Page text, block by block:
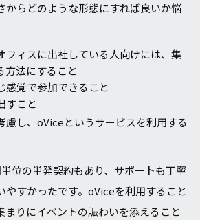
からどのような形態にすれば良いか悩
フィスに出社している⼈向けには、集
⽅法にすること
感覚で参加できること
すこと
慮し、oViceというサービスを利⽤する
位の単発契約もあり、サポートも丁寧
やすかったです。oViceを利⽤すること
まりにイベントの賑わいを添えること